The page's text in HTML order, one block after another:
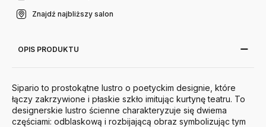
Znajdź najbliższy salon
OPIS PRODUKTU
Sipario to prostokątne lustro o poetyckim designie, które
łączy zakrzywione i płaskie szkło imitując kurtynę teatru. To
designerskie lustro ścienne charakteryzuje się dwiema
częściami: odblaskową i rozbijającą obraz symbolizując tym